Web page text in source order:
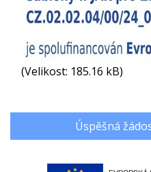
(Velikost: 185.16 kB)
Úspěšná